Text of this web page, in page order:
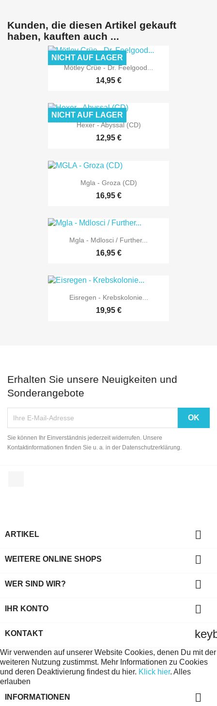
Kunden, die diesen Artikel gekauft
haben, kauften auch ...
Mötley Crüe - Dr. Feelgood...
14,95 €
NICHT AUF LAGER
Hexer - Abyssal (CD)
12,95 €
NICHT AUF LAGER
Mgla - Groza (CD)
16,95 €
Mgla - Mdlosci / Further...
16,95 €
Eisregen - Krebskolonie...
19,95 €
Erhalten Sie unsere Neuigkeiten und
Sonderangebote
Sie können Ihr Einverständnis jederzeit widerrufen. Unsere
Kontaktinformationen finden Sie u. a. in der Datenschutzerklärung.
ARTIKEL 
WEITERE ONLINE SHOPS 
WER SIND WIR? 
IHR KONTO 
KONTAKT
Wir verwenden auf unserer Website Cookies, denen Du mit der
weiteren Nutzung zustimmst. Mehr Informationen zu Cookies
und deren Deaktivierung findest du hier. Klick hier. Alles
erlauben
INFORMATIONEN
